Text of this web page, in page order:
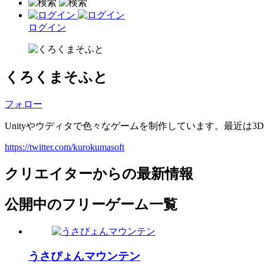
ログイン
くろくまそふと
フォロー
Unityやウディタで色々なゲームを制作しています。最近は
https://twitter.com/kurokumasoft
クリエイターからの最新情報
公開中のフリーゲーム一覧
うさぴょんマウンテン